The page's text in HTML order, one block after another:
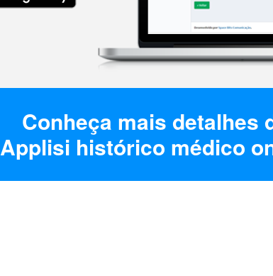
Conheça mais detalhes
Applisi histórico médico